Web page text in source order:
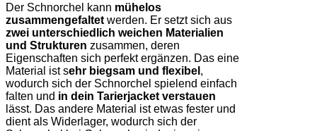
Der Schnorchel kann mühelos
zusammengefaltet werden. Er setzt sich aus
zwei unterschiedlich weichen Materialien
und Strukturen zusammen, deren
Eigenschaften sich perfekt ergänzen. Das eine
Material ist sehr biegsam und flexibel ,
wodurch sich der Schnorchel spielend einfach
falten und in dein Tarierjacket verstauen
lässt. Das andere Material ist etwas fester und
dient als Widerlager, wodurch sich der